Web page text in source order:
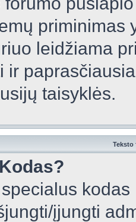
priminimas
leidžiama
ir
taisyklės.
Teksto
įjungti